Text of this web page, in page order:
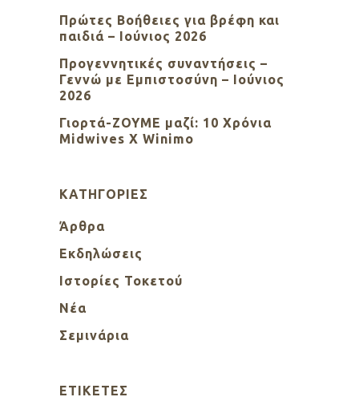
Πρώτες Βοήθειες για βρέφη και
παιδιά – Ιούνιος 2026
Προγεννητικές συναντήσεις –
Γεννώ με Εμπιστοσύνη – Ιούνιος
2026
Γιορτά-ΖΟΥΜΕ μαζί: 10 Χρόνια
Midwives X Winimo
KΑΤΗΓΟΡΊΕΣ
Άρθρα
Εκδηλώσεις
Ιστορίες Τοκετού
Νέα
Σεμινάρια
ΕΤΙΚΈΤΕΣ